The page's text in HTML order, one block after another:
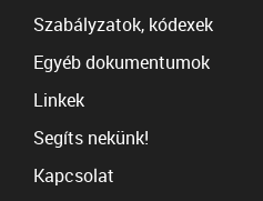
Szabályzatok, kódexek
Egyéb dokumentumok
Linkek
Segíts nekünk!
Kapcsolat